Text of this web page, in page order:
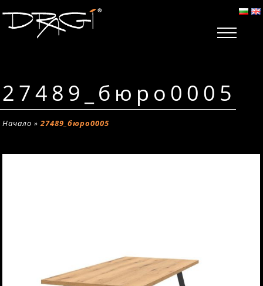
27489_бюро0005
Начало »27489_бюро0005